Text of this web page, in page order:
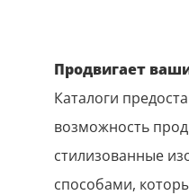
Продвигает
Каталоги
возможность
стилизованные
способами,